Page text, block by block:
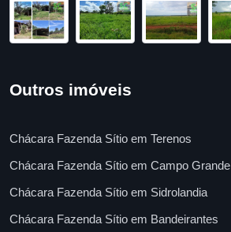
Outros imóveis
Chácara Fazenda Sítio em Terenos
Chácara Fazenda Sítio em Campo Grande
Chácara Fazenda Sítio em Sidrolandia
Chácara Fazenda Sítio em Bandeirantes